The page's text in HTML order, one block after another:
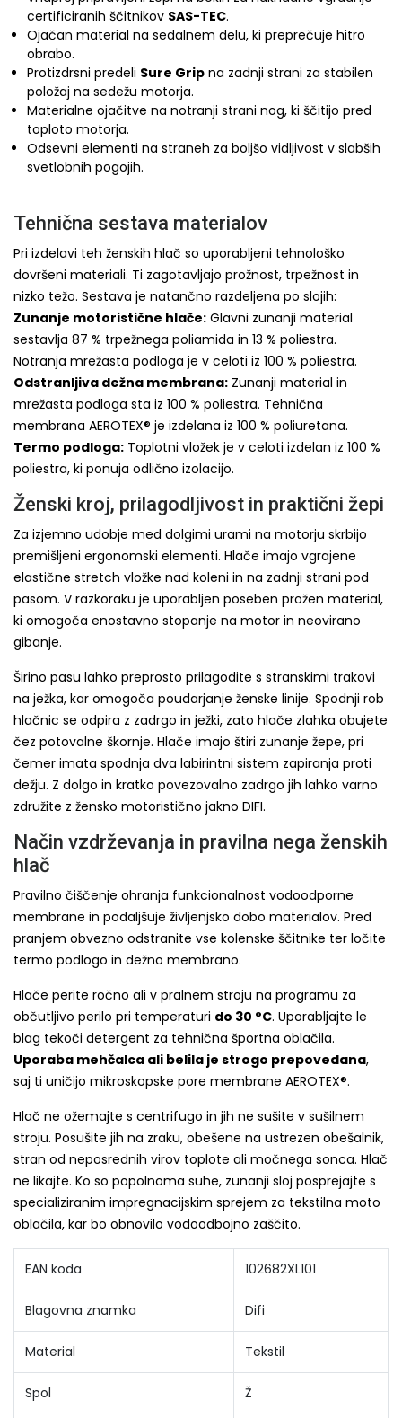
certificiranih ščitnikov SAS-TEC.
Ojačan material na sedalnem delu, ki preprečuje hitro
obrabo.
Protizdrsni predeli Sure Grip na zadnji strani za stabilen
položaj na sedežu motorja.
Materialne ojačitve na notranji strani nog, ki ščitijo pred
toploto motorja.
Odsevni elementi na straneh za boljšo vidljivost v slabših
svetlobnih pogojih.
Tehnična sestava materialov
Pri izdelavi teh ženskih hlač so uporabljeni tehnološko
dovršeni materiali. Ti zagotavljajo prožnost, trpežnost in
nizko težo. Sestava je natančno razdeljena po slojih:
Zunanje motoristične hlače: Glavni zunanji material
sestavlja 87 % trpežnega poliamida in 13 % poliestra.
Notranja mrežasta podloga je v celoti iz 100 % poliestra.
Odstranljiva dežna membrana: Zunanji material in
mrežasta podloga sta iz 100 % poliestra. Tehnična
membrana AEROTEX® je izdelana iz 100 % poliuretana.
Termo podloga: Toplotni vložek je v celoti izdelan iz 100 %
poliestra, ki ponuja odlično izolacijo.
Ženski kroj, prilagodljivost in praktični žepi
Za izjemno udobje med dolgimi urami na motorju skrbijo
premišljeni ergonomski elementi. Hlače imajo vgrajene
elastične stretch vložke nad koleni in na zadnji strani pod
pasom. V razkoraku je uporabljen poseben prožen material,
ki omogoča enostavno stopanje na motor in neovirano
gibanje.
Širino pasu lahko preprosto prilagodite s stranskimi trakovi
na ježka, kar omogoča poudarjanje ženske linije. Spodnji rob
hlačnic se odpira z zadrgo in ježki, zato hlače zlahka obujete
čez potovalne škornje. Hlače imajo štiri zunanje žepe, pri
čemer imata spodnja dva labirintni sistem zapiranja proti
dežju. Z dolgo in kratko povezovalno zadrgo jih lahko varno
združite z žensko motoristično jakno DIFI.
Način vzdrževanja in pravilna nega ženskih
hlač
Pravilno čiščenje ohranja funkcionalnost vodoodporne
membrane in podaljšuje življenjsko dobo materialov. Pred
pranjem obvezno odstranite vse kolenske ščitnike ter ločite
termo podlogo in dežno membrano.
Hlače perite ročno ali v pralnem stroju na programu za
občutljivo perilo pri temperaturi do 30 °C. Uporabljajte le
blag tekoči detergent za tehnična športna oblačila.
Uporaba mehčalca ali belila je strogo prepovedana,
saj ti uničijo mikroskopske pore membrane AEROTEX®.
Hlač ne ožemajte s centrifugo in jih ne sušite v sušilnem
stroju. Posušite jih na zraku, obešene na ustrezen obešalnik,
stran od neposrednih virov toplote ali močnega sonca. Hlač
ne likajte. Ko so popolnoma suhe, zunanji sloj posprejajte s
specializiranim impregnacijskim sprejem za tekstilna moto
oblačila, kar bo obnovilo vodoodbojno zaščito.
EAN koda 102682XL101
Blagovna znamka Difi
Material Tekstil
Spol Ž